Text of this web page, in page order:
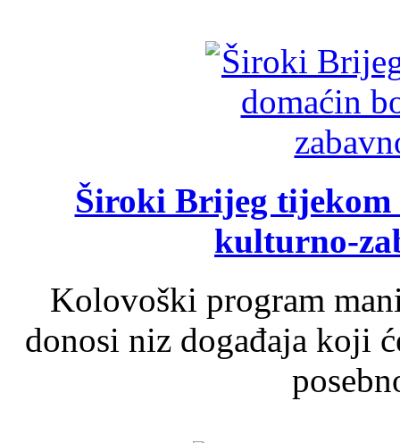
Široki Brijeg tijekom
kulturno-
Kolovoški program
donosi niz događaja koji